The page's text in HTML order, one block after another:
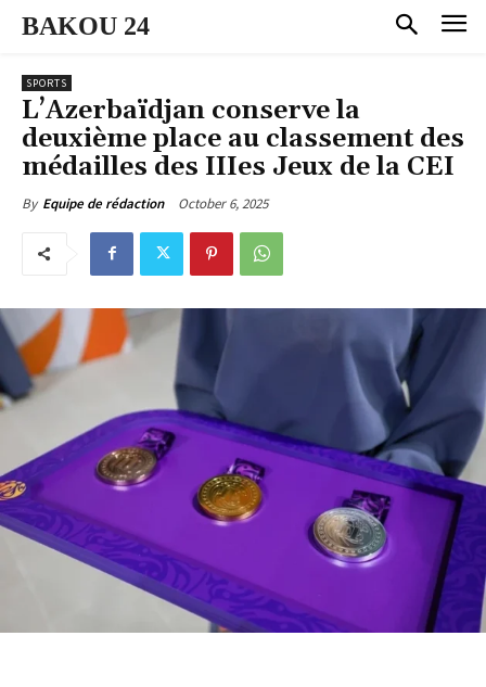
BAKOU 24
SPORTS
L’Azerbaïdjan conserve la
deuxième place au classement des
médailles des IIIes Jeux de la CEI
By Equipe de rédaction October 6, 2025